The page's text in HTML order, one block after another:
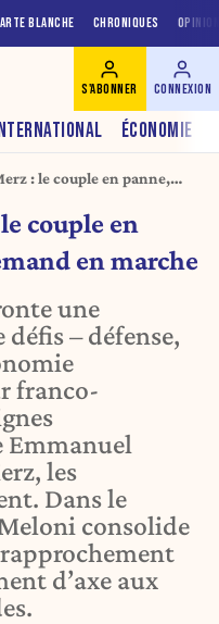
BLANCHE CHRONIQUES
ÉCONOMIE
S'ABONNER CONNEXION
: le couple en panne,
couple en
en marche
une
– défense,
franco-
Emmanuel
les
Dans le
consolide
d’axe aux